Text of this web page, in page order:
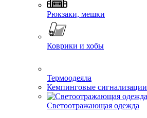
Рюкзаки, мешки
Коврики и хобы
Термоодеяла
Кемпинговые сигнализации
Светоотражающая одежда